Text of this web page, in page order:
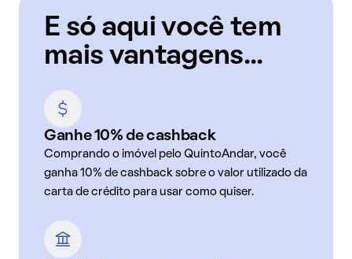
E só aqui você tem
mais vantagens...
Ganhe 10% de cashback
Comprando o imóvel pelo QuintoAndar, você
ganha 10% de cashback sobre o valor utilizado da
carta de crédito para usar como quiser.